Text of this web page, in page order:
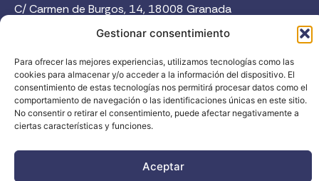
Gestionar consentimiento
Para ofrecer las mejores experiencias, utilizamos tecnologías como las
cookies para almacenar y/o acceder a la información del dispositivo. El
consentimiento de estas tecnologías nos permitirá procesar datos como el
comportamiento de navegación o las identificaciones únicas en este sitio.
No consentir o retirar el consentimiento, puede afectar negativamente a
ciertas características y funciones.
Aceptar
C/ Carmen de Burgos, 14, 18008 Granada
Contacta
FADI © 2026. Federación Andaluza de Deportes de Invierno |
Todos los derechos reservados